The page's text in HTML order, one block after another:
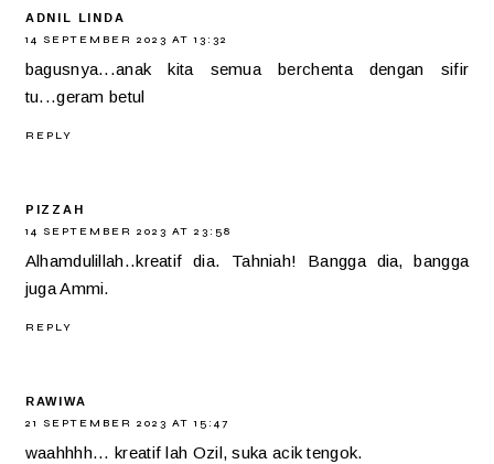
ADNIL LINDA
14 SEPTEMBER 2023 AT 13:32
bagusnya...anak kita semua berchenta dengan sifir
tu...geram betul
REPLY
PIZZAH
14 SEPTEMBER 2023 AT 23:58
Alhamdulillah..kreatif dia. Tahniah! Bangga dia, bangga
juga Ammi.
REPLY
RAWIWA
21 SEPTEMBER 2023 AT 15:47
waahhhh... kreatif lah Ozil, suka acik tengok.